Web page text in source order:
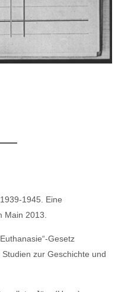
1945. Eine
Main 2013.
Gesetz
zur Geschichte und